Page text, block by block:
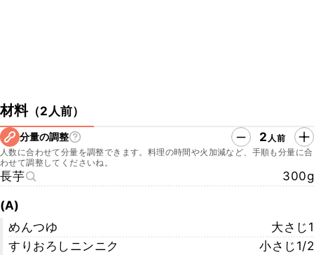
材料（2人前）
分量の調整 2 人前
人数に合わせて分量を調整できます。料理の時間や火加減など、手順も分量に合
わせて調整してくださいね。
長芋 300g
(A)
めんつゆ
大さじ1
すりおろしニンニク
小さじ1/2